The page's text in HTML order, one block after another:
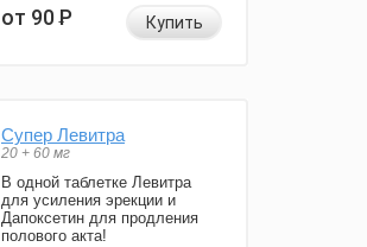
от 90Р Купить
Супер Левитра
20 + 60 мг
В одной таблетке Левитра
для усиления эрекции и
Дапоксетин для продления
полового акта!